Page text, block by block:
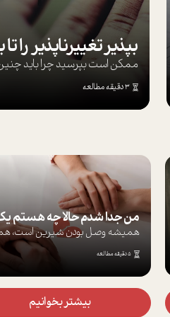
ممکن است بپرسيد چرا بايد چنين
3 دقیقه مطالعه
5 دقیقه مطالعه
بیشتر بخوانیم